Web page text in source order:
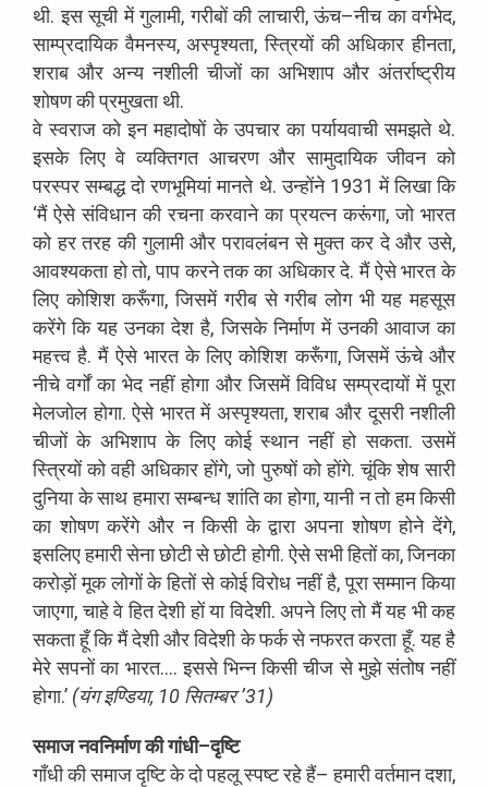
थी.इस सूची में गुलामी,गरीबों की लाचारी,ऊंच–नीच का वर्गभेद,
साम्प्रदायिक वैमनस्य,अस्पृश्यता,स्त्रियों की अधिकार हीनता,
शराब और अन्य नशीली चीजों का अभिशाप और अंतर्राष्ट्रीय
शोषणकीप्रमुखताथी.
वे स्वराज को इन महादोषों के उपचार का पर्यायवाची समझते थे.
इसके लिए वे व्यक्तिगत आचरण और सामुदायिक जीवन को
परस्पर सम्बद्ध दो रणभूमियां मानते थे.उन्होंने1931में लिखा कि
‘मैं ऐसे संविधान की रचना करवाने का प्रयत्न करूंगा,जो भारत
को हर तरह की गुलामी और परावलंबन से मुक्त कर दे और उसे,
आवश्यकता हो तो,पाप करने तक का अधिकार दे.मैं ऐसे भारत के
लिए कोशिश करूँगा,जिसमें गरीब से गरीब लोग भी यह महसूस
करेंगे कि यह उनका देश है,जिसके निर्माण में उनकी आवाज का
महत्त्व है.मैं ऐसे भारत के लिए कोशिश करूँगा,जिसमें ऊंचे और
नीचे वर्गों का भेद नहीं होगा और जिसमें विविध सम्प्रदायों में पूरा
मेलजोल होगा.ऐसे भारत में अस्पृश्यता,शराब और दूसरी नशीली
चीजों के अभिशाप के लिए कोई स्थान नहीं हो सकता.उसमें
स्त्रियों को वही अधिकार होंगे,जो पुरुषों को होंगे.चूंकि शेष सारी
दुनिया के साथ हमारा सम्बन्ध शांति का होगा,यानी न तो हम किसी
का शोषण करेंगे और न किसी के द्वारा अपना शोषण होने देंगे,
इसलिएहमारीसेनाछोटीसेछोटीहोगी.ऐसेसभीहितोंका,जिनका
करोड़ों मूक लोगों के हितों से कोई विरोध नहीं है,पूरा सम्मान किया
जाएगा,चाहे वे हित देशी हों या विदेशी. अपने लिए तो मैं यह भी कह
सकता हूँ कि मैं देशी और विदेशी के फर्क से नफरत करता हूँ.यह है
मेरे सपनों का भारत….इससे भिन्न किसी चीज से मुझे संतोष नहीं
होगा.’ (यंग इण्डिया, 10 सितम्बर ’31)
समाजनवनिर्माणकीगांधी–दृष्टि
गाँधीकीसमाजदृष्टिकेदोपहलूस्पष्टरहेहैं–हमारीवर्तमानदशा,